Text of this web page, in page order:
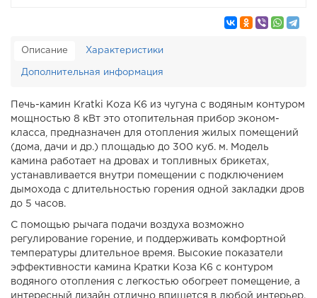
Описание Характеристики
Дополнительная информация
Печь-камин Kratki Koza K6 из чугуна с водяным контуром
мощностью 8 кВт это отопительная прибор эконом-
класса, предназначен для отопления жилых помещений
(дома, дачи и др.) площадью до 300 куб. м. Модель
камина работает на дровах и топливных брикетах,
устанавливается внутри помещении с подключением
дымохода с длительностью горения одной закладки дров
до 5 часов.
С помощью рычага подачи воздуха возможно
регулирование горение, и поддерживать комфортной
температуры длительное время. Высокие показатели
эффективности камина Кратки Коза К6 с контуром
водяного отопления с легкостью обогреет помещение, а
интересный дизайн отлично впишется в любой интерьер.